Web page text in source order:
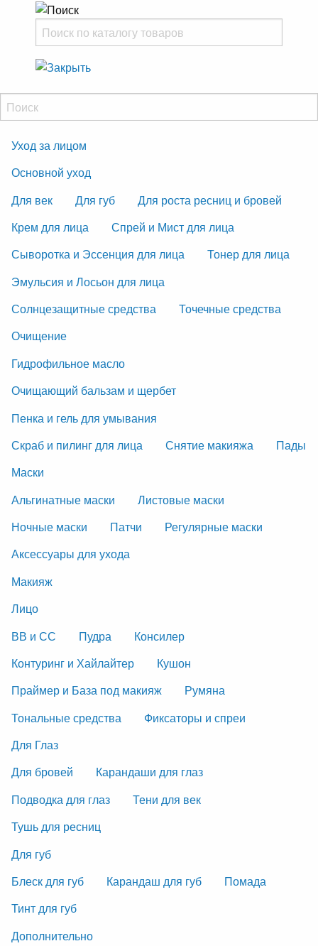
Уход за лицом
Основной уход
Для век
Для губ
Для роста ресниц и бровей
Крем для лица
Спрей и Мист для лица
Сыворотка и Эссенция для лица
Тонер для лица
Эмульсия и Лосьон для лица
Солнцезащитные средства
Точечные средства
Очищение
Гидрофильное масло
Очищающий бальзам и щербет
Пенка и гель для умывания
Скраб и пилинг для лица
Снятие макияжа
Пады
Маски
Альгинатные маски
Листовые маски
Ночные маски
Патчи
Регулярные маски
Аксессуары для ухода
Макияж
Лицо
ВВ и СС
Пудра
Консилер
Контуринг и Хайлайтер
Кушон
Праймер и База под макияж
Румяна
Тональные средства
Фиксаторы и спреи
Для Глаз
Для бровей
Карандаши для глаз
Подводка для глаз
Тени для век
Тушь для ресниц
Для губ
Блеск для губ
Карандаш для губ
Помада
Тинт для губ
Дополнительно